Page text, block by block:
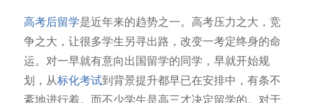
高考后留学是近年来的趋势之一。高考压力之大，竞
争之大，让很多学生另寻出路，改变一考定终身的命
运。对一早就有意向出国留学的同学，早就开始规
划，从标化考试到背景提升都早已在安排中，有条不
紊地进行着。而不少学生是高三才决定留学的。对于